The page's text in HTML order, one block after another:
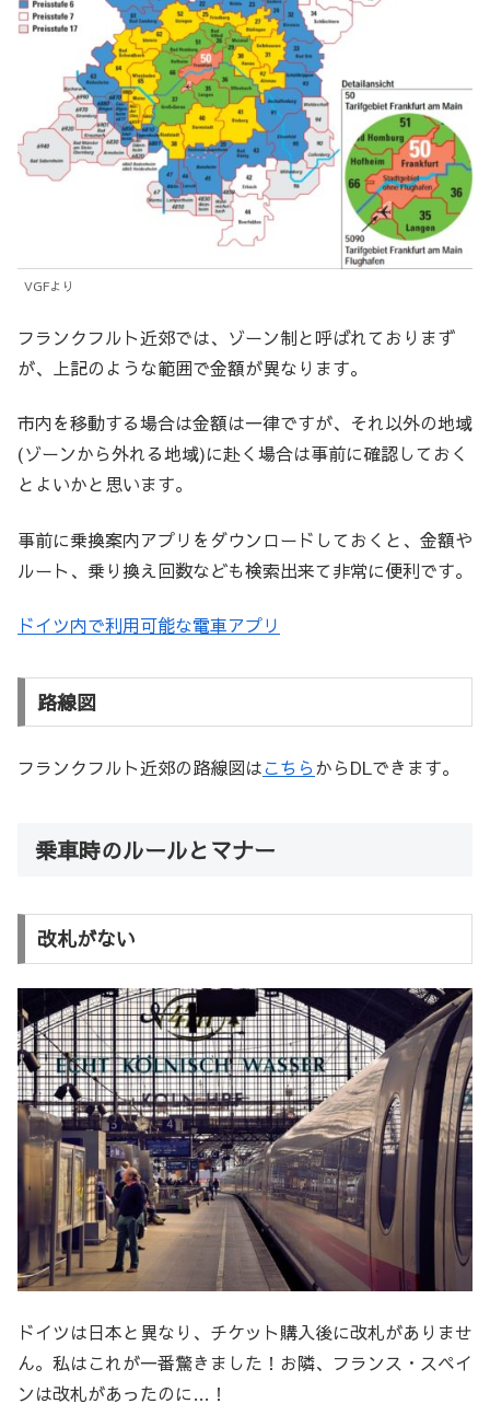
VGFより
フランクフルト近郊では、ゾーン制と呼ばれておりまず
が、上記のような範囲で金額が異なります。
市内を移動する場合は金額は一律ですが、それ以外の地域
(ゾーンから外れる地域)に赴く場合は事前に確認しておく
とよいかと思います。
事前に乗換案内アプリをダウンロードしておくと、金額や
ルート、乗り換え回数なども検索出来て非常に便利です。
ドイツ内で利用可能な電車アプリ
路線図
フランクフルト近郊の路線図はこちら からDLできます。
乗車時のルールとマナー
改札がない
ドイツは日本と異なり、チケット購入後に改札がありませ
ん。私はこれが一番驚きました！お隣、フランス・スペイ
ンは改札があったのに…！